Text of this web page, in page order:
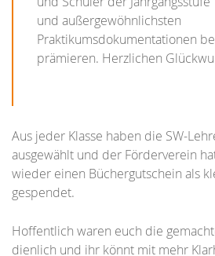
und außergewöhnlichsten
Praktikumsdokumentationen
prämieren. Herzlichen
Aus jeder Klasse haben die SW-
ausgewählt und der Förderverein
wieder einen Büchergutschein als
gespendet.
Hoffentlich waren euch die
dienlich und ihr könnt mit mehr